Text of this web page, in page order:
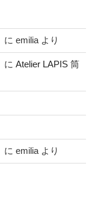
に emilia より
に Atelier LAPIS 筒
に emilia より